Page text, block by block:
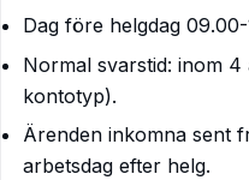
Dag före helgdag 09.00-
Normal svarstid: inom
kontotyp).
Ärenden inkomna sent
arbetsdag efter helg.